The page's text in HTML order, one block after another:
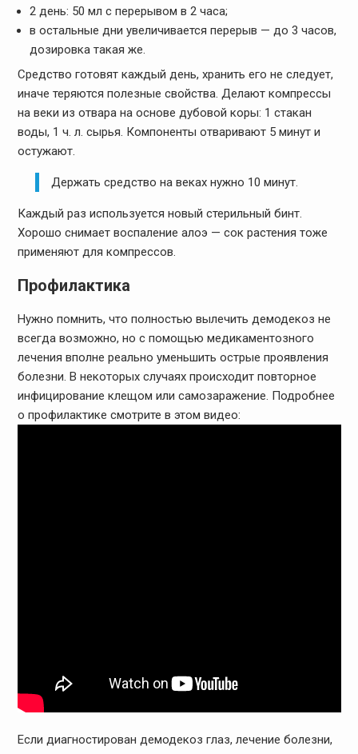
2 день: 50 мл с перерывом в 2 часа;
в остальные дни увеличивается перерыв — до 3 часов,
дозировка такая же.
Средство готовят каждый день, хранить его не следует,
иначе теряются полезные свойства. Делают компрессы
на веки из отвара на основе дубовой коры: 1 стакан
воды, 1 ч. л. сырья. Компоненты отваривают 5 минут и
остужают.
Держать средство на веках нужно 10 минут.
Каждый раз используется новый стерильный бинт.
Хорошо снимает воспаление алоэ — сок растения тоже
применяют для компрессов.
Профилактика
Нужно помнить, что полностью вылечить демодекоз не
всегда возможно, но с помощью медикаментозного
лечения вполне реально уменьшить острые проявления
болезни. В некоторых случаях происходит повторное
инфицирование клещом или самозаражение. Подробнее
о профилактике смотрите в этом видео:
Если диагностирован демодекоз глаз, лечение болезни,